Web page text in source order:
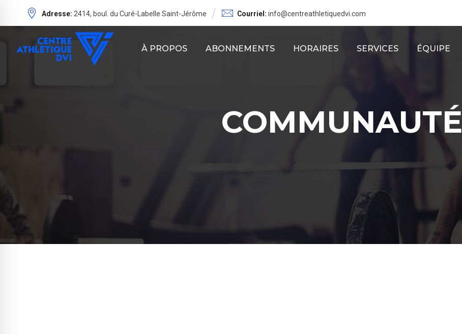
Adresse: 2414, boul. du Curé-Labelle Saint-Jérôme Courriel: info@centreathletiquedvi.com
À PROPOS ABONNEMENTS HORAIRES SERVICES ÉQUIPE
COMMUNAUTÉ